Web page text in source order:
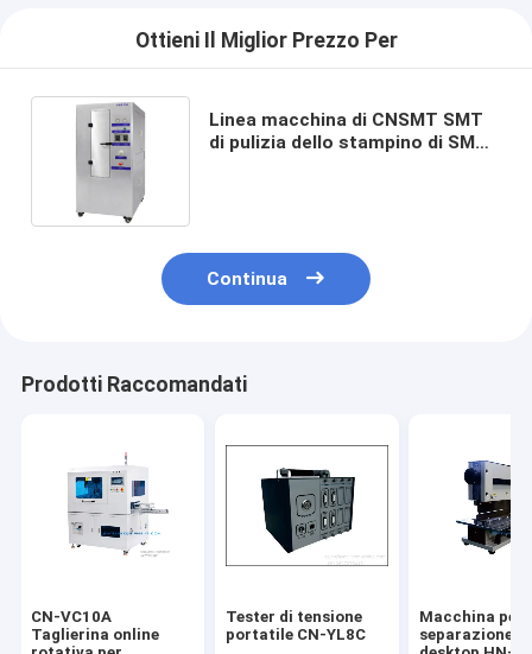
Ottieni Il Miglior Prezzo Per
Linea macchina di CNSMT SMT
di pulizia dello stampino di SMT
Continua
Prodotti Raccomandati
CN-VC10A
Taglierina online
Tester di tensione
portatile CN-YL8C
Macchina per
separazione di